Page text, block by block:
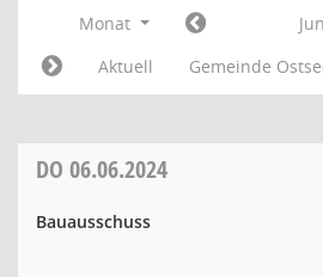
Monat
Aktuell
Gemeinde
DO 06.06.2024
Bauausschuss